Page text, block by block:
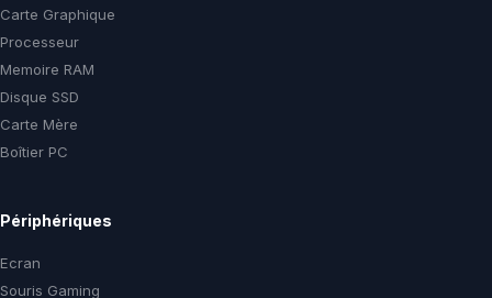
Carte Graphique
Processeur
Memoire RAM
Disque SSD
Carte Mère
Boîtier PC
Périphériques
Ecran
Souris Gaming